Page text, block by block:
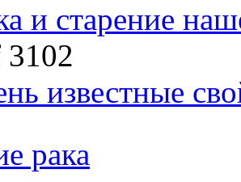
и старение
известные
рака